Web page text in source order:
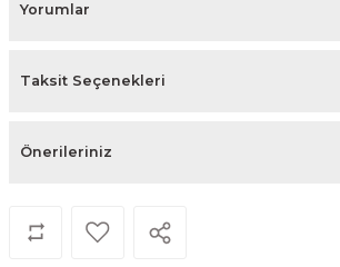
Yorumlar
Taksit Seçenekleri
Önerileriniz